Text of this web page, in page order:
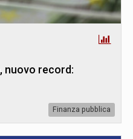
nuovo record:
Finanza pubblica